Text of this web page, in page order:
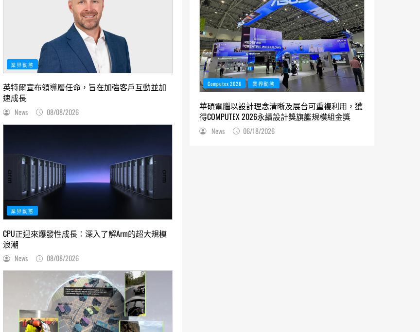
業界動態
英特爾宣布領導層任命，旨在加強客戶互動並加
速成長
News 08/08/2026
業界動態
CPU正迎來爆發性成長：深入了解Arm的超大規模
浪潮
News 08/08/2026
Computex 2026 業界動態
華碩電腦以設計理念清晰及展台可重複利用，獲
得COMPUTEX 2026永續設計獎旗艦規模組金獎
News 06/18/2026